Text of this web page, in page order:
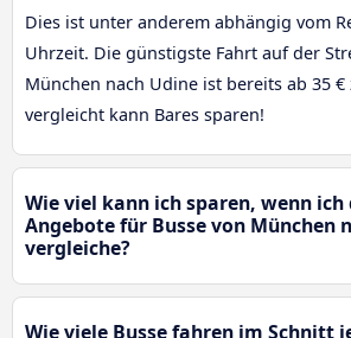
Dies ist unter anderem abhängig vom
Uhrzeit. Die günstigste Fahrt auf der
München nach Udine ist bereits ab 35 €
vergleicht kann Bares sparen!
Wie viel kann ich sparen, wenn ich
Angebote für Busse von München
vergleiche?
Wie viele Busse fahren im Schnitt